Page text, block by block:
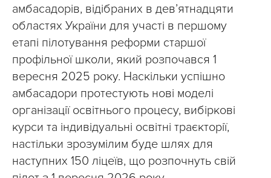
амбасадорів, відібраних в дев’ятнадцяти
областях України для участі в першому
етапі пілотування реформи старшої
профільної школи, який розпочався 1
вересня 2025 року. Наскільки успішно
амбасадори протестують нові моделі
організації освітнього процесу, вибіркові
курси та індивідуальні освітні траєкторії,
настільки зрозумілим буде шлях для
наступних 150 ліцеїв, що розпочнуть свій